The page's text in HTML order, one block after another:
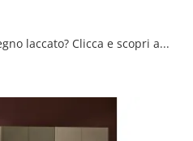
Cerchi un'armadiatura in legno laccato? Clicca e scopri armadi a muro con ante scorrevoli di Fasolin.